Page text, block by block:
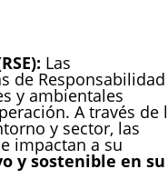
Las
de Responsabilidad
y ambientales
A través de
y sector, las
impactan a su
y sostenible en su